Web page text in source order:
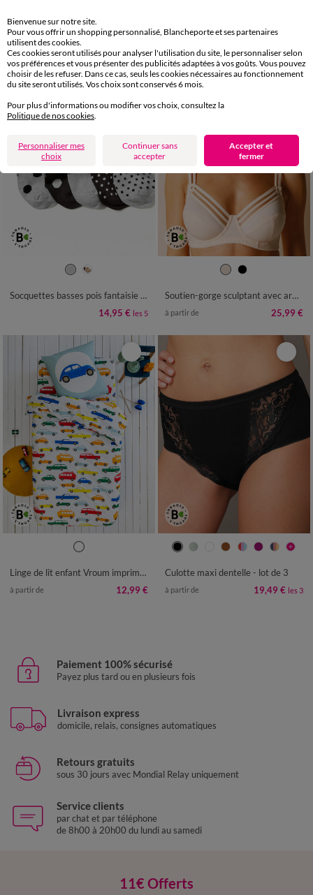
à partir de
à partir de 12,99 €
35/38 39/42
Socquettes basses pois fantaisie - lot de 5
14,95 € les 5
Soutien-gorge sculptant avec armatures - maintien intense
à partir de 25,99 €
Linge de lit enfant Vroum imprimé voitures - coton 57 fils/cm²
à partir de 12,99 €
38/40 42/44 46/48
50/52
Culotte maxi dentelle - lot de 3
à partir de 19,49 € les 3
Paiement 100% sécurisé
Payez plus tard ou en plusieurs fois
Livraison express
domicile, relais, consignes automatiques
Retours gratuits
sous 30 jours avec Mondial Relay uniquement
Service clients
par chat et par téléphone
de 8h00 à 20h00 du lundi au samedi
11€ Offerts
Bienvenue sur notre site.
Pour vous offrir un shopping personnalisé, Blancheporte et ses partenaires
utilisent des cookies.
Ces cookies seront utilisés pour analyser l'utilisation du site, le personnaliser selon
vos préférences et vous présenter des publicités adaptées à vos goûts. Vous pouvez
choisir de les refuser. Dans ce cas, seuls les cookies nécessaires au fonctionnement
du site seront utilisés. Vos choix sont conservés 6 mois.
Pour plus d'informations ou modifier vos choix, consultez la
Politique de nos cookies.
Personnaliser mes
choix
Continuer sans
accepter
Accepter et
fermer